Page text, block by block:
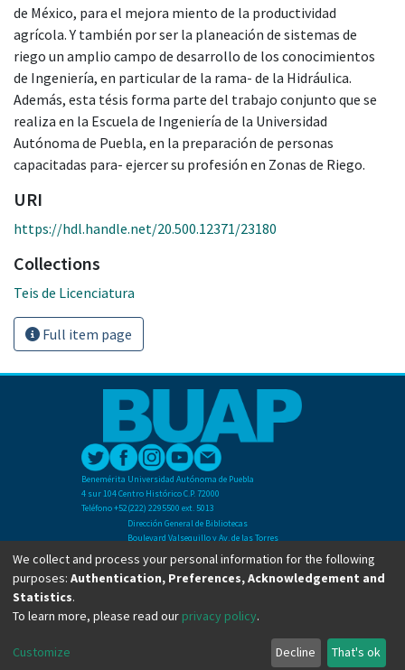
de México, para el mejora miento de la productividad
agrícola. Y también por ser la planeación de sistemas de
riego un amplio campo de desarrollo de los conocimientos
de Ingeniería, en particular de la rama- de la Hidráulica.
Además, esta tésis forma parte del trabajo conjunto que se
realiza en la Escuela de Ingeniería de la Universidad
Autónoma de Puebla, en la preparación de personas
capacitadas para- ejercer su profesión en Zonas de Riego.
URI
https://hdl.handle.net/20.500.12371/23180
Collections
Teis de Licenciatura
Full item page
Benemérita Universidad Autónoma de Puebla
4 sur 104 Centro Histórico C.P. 72000
Teléfono +52(222) 2295500 ext. 5013
Dirección General de Bibliotecas
Boulevard Valsequillo y Av. de las Torres
Ciudad Universitaria. Col. San Manuel
C.P. 72570
Teléfono +52 (222) 2295500 Ext 2901
Copyright © Dirección General de Bibliotecas - BUAP 2024. All right reserved.
We collect and process your personal information for the following
purposes: Authentication, Preferences, Acknowledgement and
Statistics.
To learn more, please read our privacy policy.
Customize Decline That's ok